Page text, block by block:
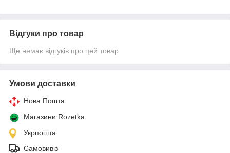
Відгуки про товар
Ще немає відгуків про цей товар
Умови доставки
Нова Пошта
Магазини Rozetka
Укрпошта
Самовивіз